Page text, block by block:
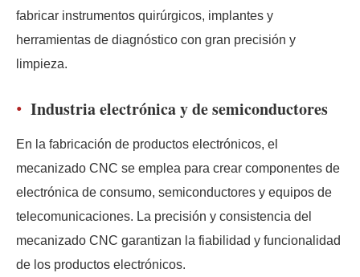
fabricar instrumentos quirúrgicos, implantes y
herramientas de diagnóstico con gran precisión y
limpieza.
Industria electrónica y de semiconductores
En la fabricación de productos electrónicos, el
mecanizado CNC se emplea para crear componentes de
electrónica de consumo, semiconductores y equipos de
telecomunicaciones. La precisión y consistencia del
mecanizado CNC garantizan la fiabilidad y funcionalidad
de los productos electrónicos.